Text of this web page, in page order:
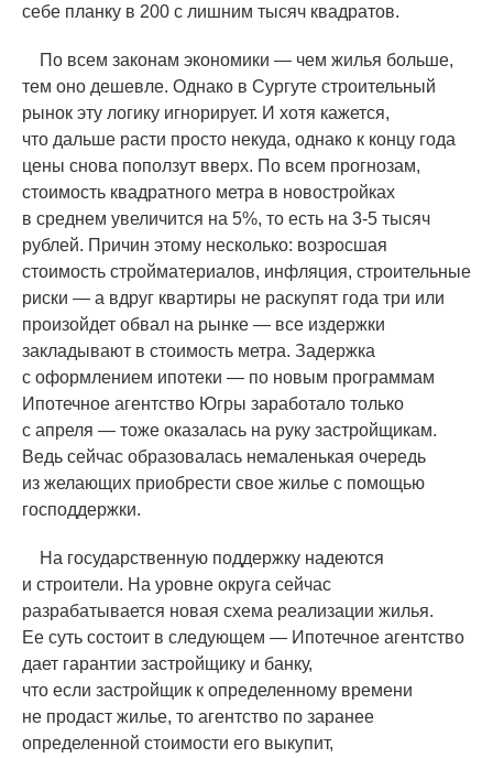
себе планку в 200 с лишним тысяч квадратов.
По всем законам экономики — чем жилья больше,
тем оно дешевле. Однако в Сургуте строительный
рынок эту логику игнорирует. И хотя кажется,
что дальше расти просто некуда, однако к концу года
цены снова поползут вверх. По всем прогнозам,
стоимость квадратного метра в новостройках
в среднем увеличится на 5%, то есть на 3-5 тысяч
рублей. Причин этому несколько: возросшая
стоимость стройматериалов, инфляция, строительные
риски — а вдруг квартиры не раскупят года три или
произойдет обвал на рынке — все издержки
закладывают в стоимость метра. Задержка
с оформлением ипотеки — по новым программам
Ипотечное агентство Югры заработало только
с апреля — тоже оказалась на руку застройщикам.
Ведь сейчас образовалась немаленькая очередь
из желающих приобрести свое жилье с помощью
господдержки.
На государственную поддержку надеются
и строители. На уровне округа сейчас
разрабатывается новая схема реализации жилья.
Ее суть состоит в следующем — Ипотечное агентство
дает гарантии застройщику и банку,
что если застройщик к определенному времени
не продаст жилье, то агентство по заранее
определенной стоимости его выкупит,